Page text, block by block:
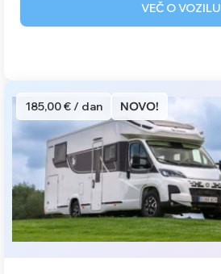
VEČ O VOZILU
185,00 € / dan NOVO!